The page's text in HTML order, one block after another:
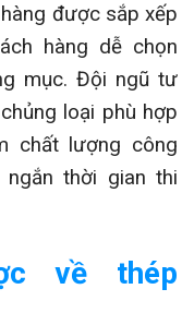
được sắp xếp
hàng dễ chọn
mục. Đội ngũ tư
loại phù hợp
chất lượng công
thời gian thi
về thép